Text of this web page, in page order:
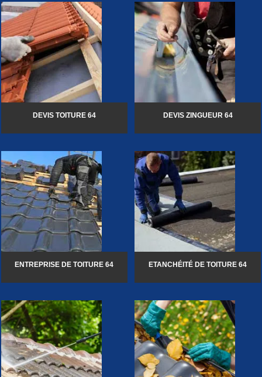
DEVIS TOITURE 64 DEVIS ZINGUEUR 64
ENTREPRISE DE TOITURE 64 ETANCHÉITÉ DE TOITURE 64